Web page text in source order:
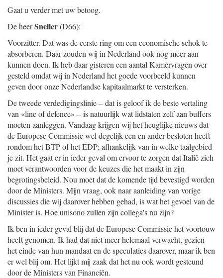
Gaat u verder met uw betoog.
De heerSneller(D66):
Voorzitter. Dat was de eerste ring om een economische schok te
absorberen. Daar zouden wij in Nederland ook nog meer aan
kunnen doen. Ik heb daar gisteren een aantal Kamervragen over
gesteld omdat wij in Nederland het goede voorbeeld kunnen
geven door onze Nederlandse kapitaalmarkt te versterken.
De tweede verdedigingslinie – dat is geloof ik de beste vertaling
van «line of defence» – is natuurlijk wat lidstaten zelf aan buffers
moeten aanleggen. Vandaag krijgen wij het heuglijke nieuws dat
de Europese Commissie wel degelijk een en ander besloten heeft
rondom het BTP of het EDP; afhankelijk van in welke taalgebied
je zit. Het gaat er in ieder geval om ervoor te zorgen dat Italië zich
moet verantwoorden voor de keuzes die het maakt in zijn
begrotingsbeleid. Nou moet dat de komende tijd bevestigd worden
door de Ministers. Mijn vraag, ook naar aanleiding van vorige
discussies die wij daarover hebben gehad, is wat het gevoel van de
Minister is. Hoe unisono zullen zijn collega's nu zijn?
Ik ben in ieder geval blij dat de Europese Commissie het voortouw
heeft genomen. Ik had dat niet meer helemaal verwacht, gezien
het einde van hun mandaat en de speculaties daarover, maar ik ben
er wel blij om. Het lijkt mij zaak dat het nu ook wordt gesteund
door de Ministers van Financiën.